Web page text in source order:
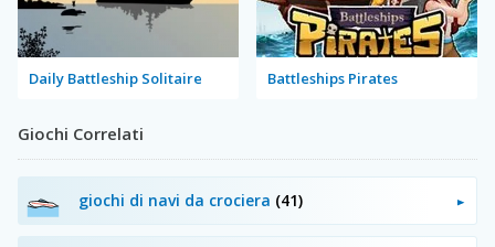
Daily Battleship Solitaire Battleships Pirates
Giochi Correlati
giochi di navi da crociera (41)